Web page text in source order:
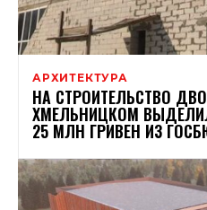
АРХИТЕКТУРА
НА СТРОИТЕЛЬСТВО
ХМЕЛЬНИЦКОМ
25 МЛН ГРИВЕН ИЗ